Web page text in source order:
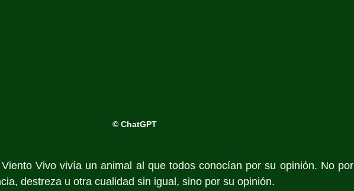
© ChatGPT
Vivo vivía un animal al que todos conocían por su opinión. No por
destreza u otra cualidad sin igual, sino por su opinión.